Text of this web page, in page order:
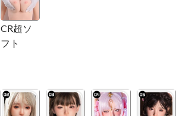
CR超ソ
フト